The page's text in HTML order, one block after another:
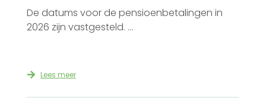
De datums voor de pensioenbetalingen in
2026 zijn vastgesteld. ...
Lees meer